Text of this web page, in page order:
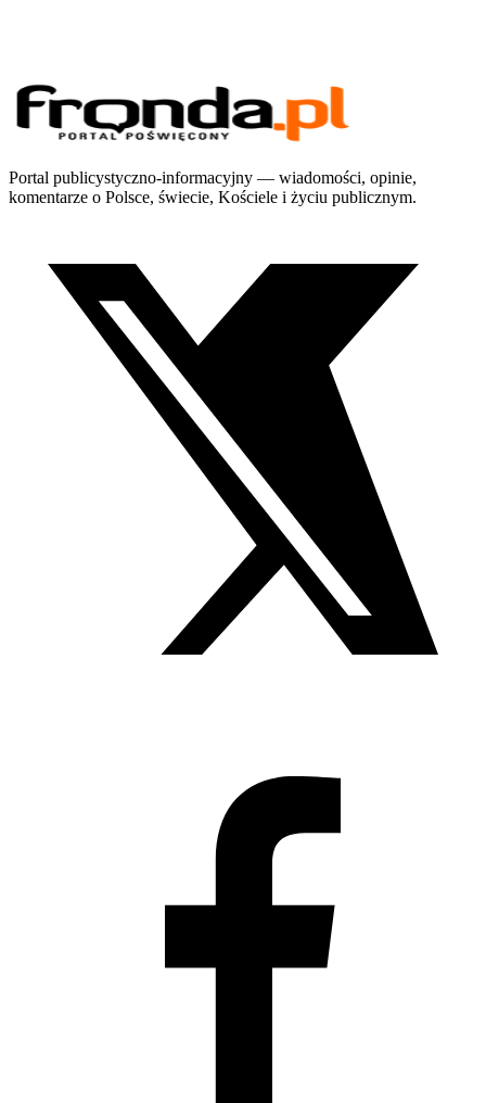
Portal publicystyczno-informacyjny — wiadomości, opinie,
komentarze o Polsce, świecie, Kościele i życiu publicznym.